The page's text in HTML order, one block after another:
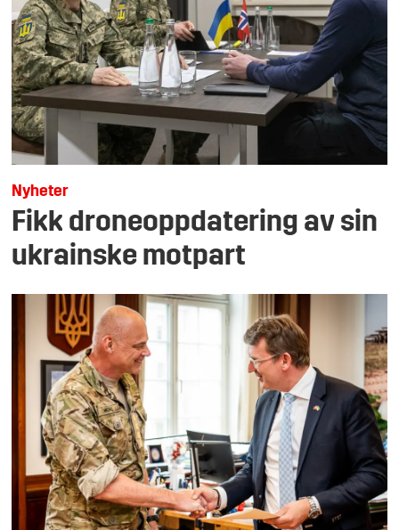
Nyheter
Fikk droneoppdatering av sin
ukrainske motpart